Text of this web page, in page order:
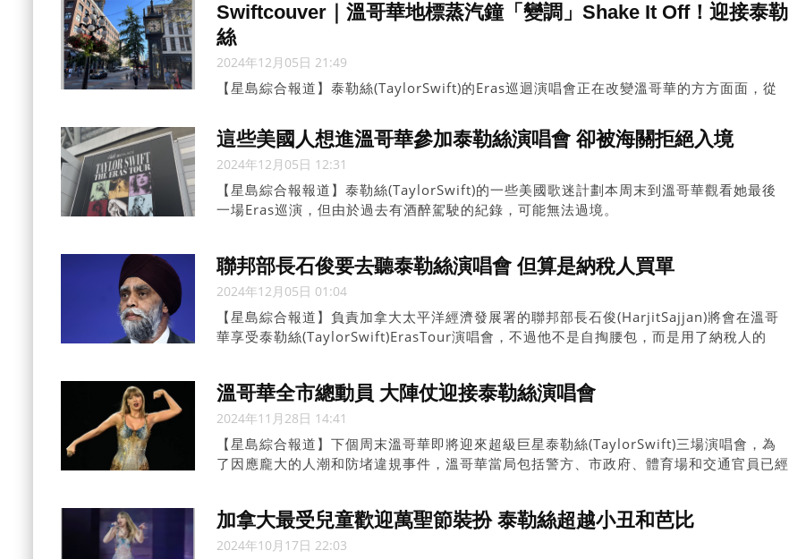
Swiftcouver｜溫哥華地標蒸汽鐘「變調」Shake It Off！迎接泰勒
絲
2024年12月05日 21:49
【星島綜合報道】泰勒絲(TaylorSwift)的Eras巡迴演唱會正在改變溫哥華的方方面面，從
座城市的交通模式。
這些美國人想進溫哥華參加泰勒絲演唱會 卻被海關拒絕入境
2024年12月05日 12:31
【星島綜合報報道】泰勒絲(TaylorSwift)的一些美國歌迷計劃本周末到溫哥華觀看她最後
一場Eras巡演，但由於過去有酒醉駕駛的紀錄，可能無法過境。
聯邦部長石俊要去聽泰勒絲演唱會 但算是納稅人買單
2024年12月05日 01:04
【星島綜合報道】負責加拿大太平洋經濟發展署的聯邦部長石俊(HarjitSajjan)將會在溫哥
華享受泰勒絲(TaylorSwift)ErasTour演唱會，不過他不是自掏腰包，而是用了納稅人的
溫哥華全市總動員 大陣仗迎接泰勒絲演唱會
2024年11月28日 14:41
【星島綜合報道】下個周末溫哥華即將迎來超級巨星泰勒絲(TaylorSwift)三場演唱會，為
了因應龐大的人潮和防堵違規事件，溫哥華當局包括警方、市政府、體育場和交通官員已經
加拿大最受兒童歡迎萬聖節裝扮 泰勒絲超越小丑和芭比
2024年10月17日 22:03